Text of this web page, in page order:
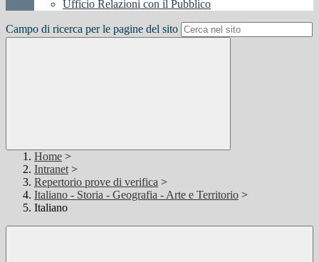
Ufficio Relazioni con il Pubblico
Campo di ricerca per le pagine del sito
Home >
Intranet >
Repertorio prove di verifica >
Italiano - Storia - Geografia - Arte e Territorio >
Italiano